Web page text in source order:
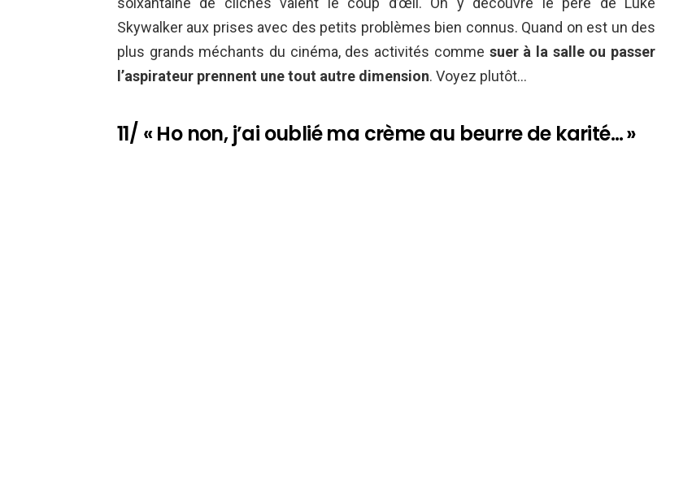
Skywalker aux prises avec des petits problèmes bien connus. Quand on est un des
plus grands méchants du cinéma, des activités comme suer à la salle ou passer
l’aspirateur prennent une tout autre dimension. Voyez plutôt…
11/ « Ho non, j’ai oublié ma crème au beurre de karité… »